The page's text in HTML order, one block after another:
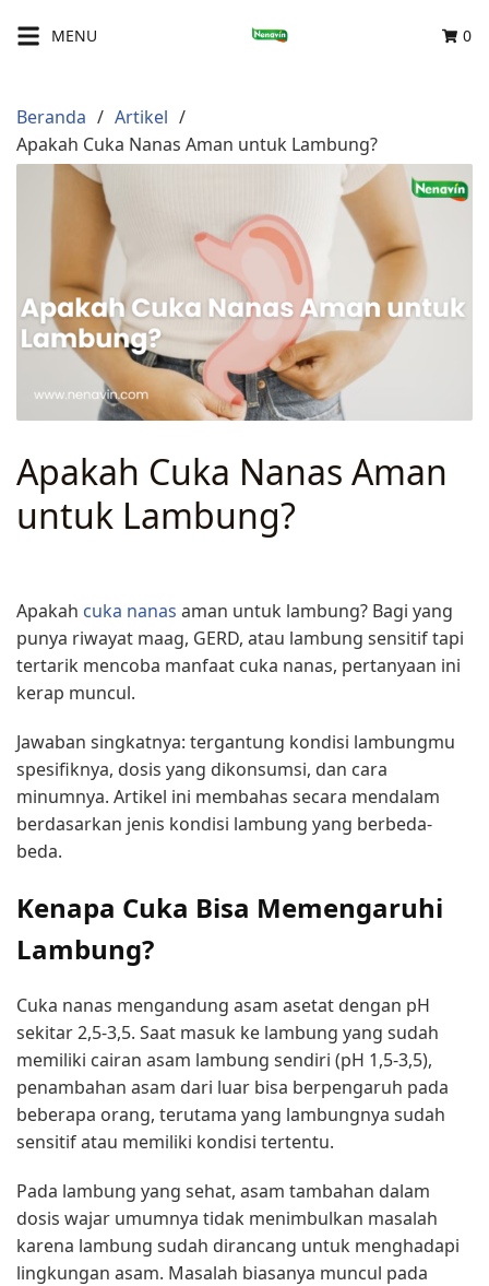
ke
MENU 0
Beranda
Artikel
Apakah Cuka Nanas Aman untuk Lambung?
Apakah Cuka Nanas Aman
untuk Lambung?
Apakah cuka nanas aman untuk lambung? Bagi yang
punya riwayat maag, GERD, atau lambung sensitif tapi
tertarik mencoba manfaat cuka nanas, pertanyaan ini
kerap muncul.
Jawaban singkatnya: tergantung kondisi lambungmu
spesifiknya, dosis yang dikonsumsi, dan cara
minumnya. Artikel ini membahas secara mendalam
berdasarkan jenis kondisi lambung yang berbeda-
beda.
Kenapa Cuka Bisa Memengaruhi
Lambung?
Cuka nanas mengandung asam asetat dengan pH
sekitar 2,5-3,5. Saat masuk ke lambung yang sudah
memiliki cairan asam lambung sendiri (pH 1,5-3,5),
penambahan asam dari luar bisa berpengaruh pada
beberapa orang, terutama yang lambungnya sudah
sensitif atau memiliki kondisi tertentu.
Pada lambung yang sehat, asam tambahan dalam
dosis wajar umumnya tidak menimbulkan masalah
karena lambung sudah dirancang untuk menghadapi
lingkungan asam. Masalah biasanya muncul pada